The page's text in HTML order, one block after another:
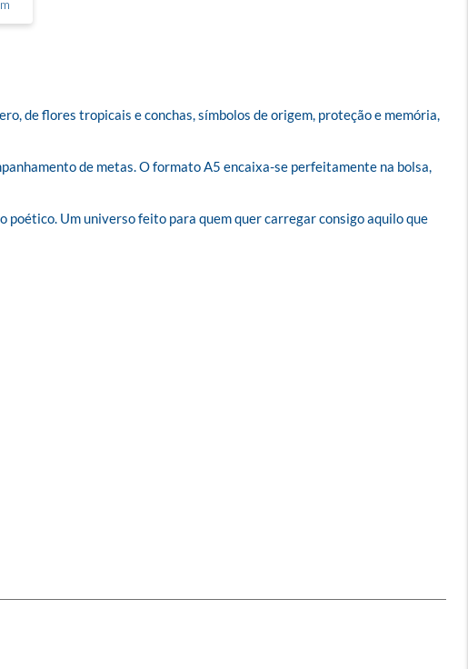
de flores tropicais e conchas, símbolos de origem, proteção e memória,
de metas. O formato A5 encaixa-se perfeitamente na bolsa,
poético. Um universo feito para quem quer carregar consigo aquilo que